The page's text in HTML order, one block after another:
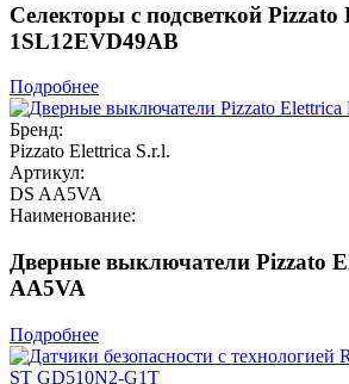
Селекторы с подсветкой Pizzato
1SL12EVD49AB
Подробнее
Бренд:
Pizzato Elettrica S.r.l.
Артикул:
DS AA5VA
Наименование:
Дверные выключатели Pizzato
AA5VA
Подробнее